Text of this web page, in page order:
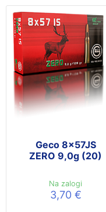
Geco 8x57JS
ZERO 9,0g (20)
Na zalogi
3,70 €